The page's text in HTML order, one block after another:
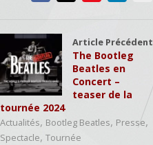
Article Précédent
The Bootleg
Beatles en
Concert –
teaser de la
tournée 2024
Actualités, Bootleg Beatles, Presse,
Spectacle, Tournée